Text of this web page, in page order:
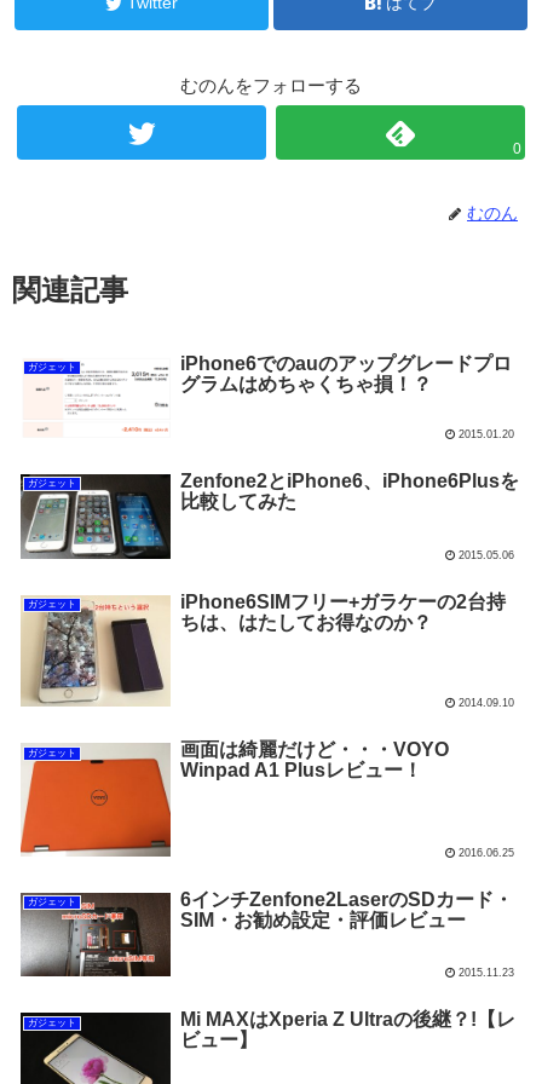
むのんをフォローする
0
むのん
関連記事
ガジェット
iPhone6でのauのアップグレードプロ
グラムはめちゃくちゃ損！？
2015.01.20
ガジェット
Zenfone2とiPhone6、iPhone6Plusを
比較してみた
2015.05.06
ガジェット
iPhone6SIMフリー+ガラケーの2台持
ちは、はたしてお得なのか？
2014.09.10
ガジェット
画面は綺麗だけど・・・VOYO
Winpad A1 Plusレビュー！
2016.06.25
ガジェット
6インチZenfone2LaserのSDカード・
SIM・お勧め設定・評価レビュー
2015.11.23
ガジェット
Mi MAXはXperia Z Ultraの後継？!【レ
ビュー】